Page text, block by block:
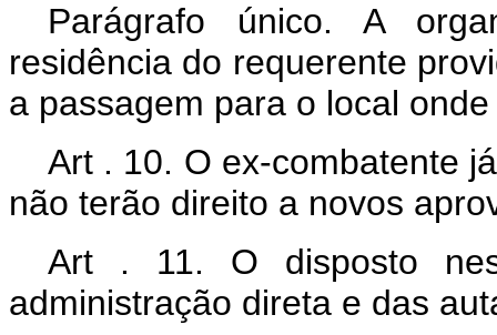
Parágrafo único. A
residência do requerente
a passagem para o local
Art . 10. O ex-combatente
não terão direito a novos
Art . 11. O disposto
administração direta e das